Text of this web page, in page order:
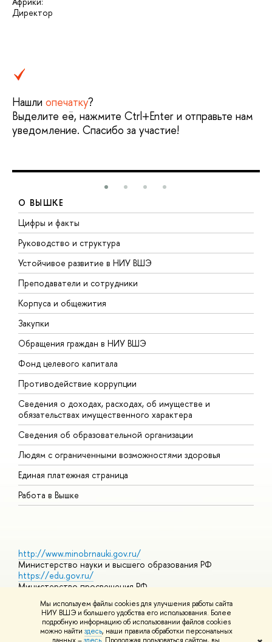
Мы используем файлы cookies для улучшения работы сайта
НИУ ВШЭ и большего удобства его использования. Более
подробную информацию об использовании файлов cookies
можно найти здесь, наши правила обработки персональных
Директор
Нашли опечатку?
Выделите её, нажмите Ctrl+Enter и отправьте нам
уведомление. Спасибо за участие!
О ВЫШКЕ
Цифры и факты
Руководство и структура
Устойчивое развитие в НИУ ВШЭ
Преподаватели и сотрудники
Корпуса и общежития
Закупки
Обращения граждан в НИУ ВШЭ
Фонд целевого капитала
Противодействие коррупции
Сведения о доходах, расходах, об имуществе и
обязательствах имущественного характера
Сведения об образовательной организации
Людям с ограниченными возможностями здоровья
Единая платежная страница
Работа в Вышке
http://www.minobrnauki.gov.ru/
Министерство науки и высшего образования РФ
https://edu.gov.ru/
Министерство просвещения РФ
Массовые открытые онлайн-курсы